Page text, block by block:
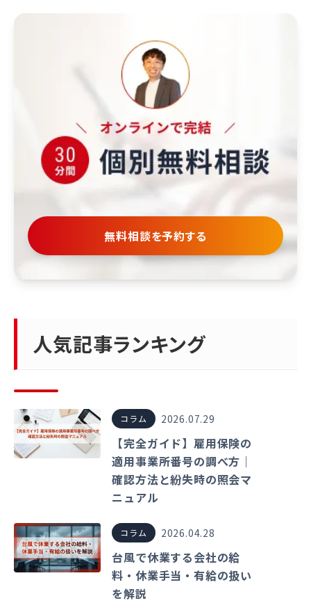
無料相談を予約する
人気記事ランキング
コラム 2026.07.29
【完全ガイド】雇用保険の
適用事業所番号の調べ方｜
確認方法と紛失時の照会マ
ニュアル
コラム 2026.04.28
台風で休業する会社の給
料・休業手当・有給の扱い
を解説